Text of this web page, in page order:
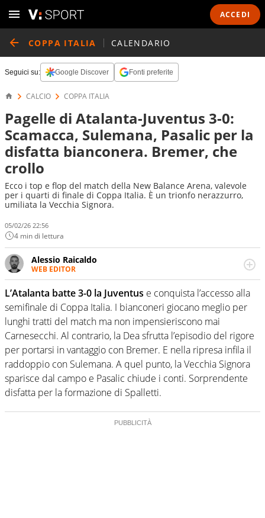
ACCEDI
COPPA ITALIA CALENDARIO
Seguici su: Google Discover Fonti preferite
CALCIO COPPA ITALIA
Pagelle di Atalanta-Juventus 3-0:
Scamacca, Sulemana, Pasalic per la
disfatta bianconera. Bremer, che
crollo
Ecco i top e flop del match della New Balance Arena, valevole
per i quarti di finale di Coppa Italia. È un trionfo nerazzurro,
umiliata la Vecchia Signora.
05/02/26 22:56
4 min di lettura
Alessio Raicaldo
WEB EDITOR
Un figlio che si chiama Diego e la tesi di laurea sugli stadi
di proprietà in Italia. Il calcio quale filo conduttore
irrinunciabile tra passione e professione. Per Virgilio
Sport indaga, approfondisce e scandaglia l'universo
mondo dello sport per antonomasia
L’Atalanta batte 3-0 la Juventus e conquista l’accesso alla
semifinale di Coppa Italia. I bianconeri giocano meglio per
lunghi tratti del match ma non impensieriscono mai
Carnesecchi. Al contrario, la Dea sfrutta l’episodio del rigore
per portarsi in vantaggio con Bremer. E nella ripresa infila il
raddoppio con Sulemana. A quel punto, la Vecchia Signora
sparisce dal campo e Pasalic chiude i conti. Sorprendente
disfatta per la formazione di Spalletti.